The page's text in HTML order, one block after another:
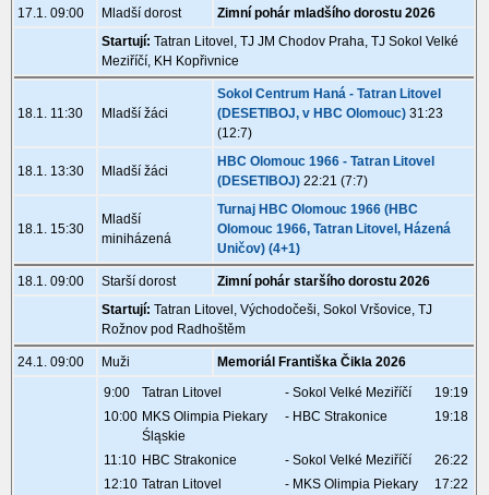
17.1. 09:00 Mladší dorost
Zimní pohár mladšího dorostu 2026
Startují: Tatran Litovel, TJ JM Chodov Praha, TJ Sokol Velké
Meziříčí, KH Kopřivnice
18.1. 11:30 Mladší žáci
Sokol Centrum Haná - Tatran Litovel
(DESETIBOJ, v HBC Olomouc) 31:23
(12:7)
18.1. 13:30 Mladší žáci
HBC Olomouc 1966 - Tatran Litovel
(DESETIBOJ) 22:21 (7:7)
18.1. 15:30
Mladší
miniházená
Turnaj HBC Olomouc 1966 (HBC
Olomouc 1966, Tatran Litovel, Házená
Uničov) (4+1)
18.1. 09:00 Starší dorost
Zimní pohár staršího dorostu 2026
Startují: Tatran Litovel, Východočeši, Sokol Vršovice, TJ
Rožnov pod Radhoštěm
24.1. 09:00 Muži
Memoriál Františka Čikla 2026
9:00
Tatran Litovel - Sokol Velké Meziříčí
19:19
10:00 MKS Olimpia Piekary
Śląskie
- HBC Strakonice 19:18
11:10 HBC Strakonice - Sokol Velké Meziříčí
26:22
12:10 Tatran Litovel
- MKS Olimpia Piekary
17:22